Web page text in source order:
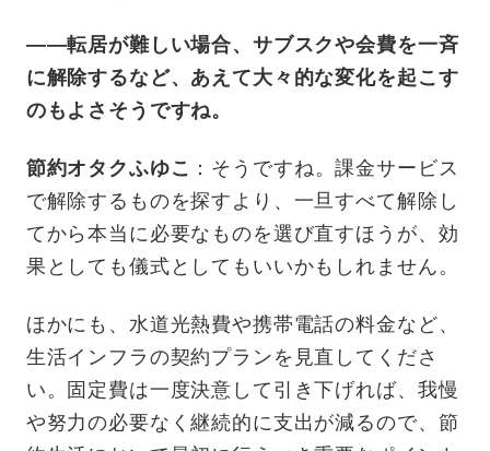
——転居が難しい場合、サブスクや会費を一斉
に解除するなど、あえて大々的な変化を起こす
のもよさそうですね。
節約オタクふゆこ ：そうですね。課金サービス
で解除するものを探すより、一旦すべて解除し
てから本当に必要なものを選び直すほうが、効
果としても儀式としてもいいかもしれません。
ほかにも、水道光熱費や携帯電話の料金など、
生活インフラの契約プランを見直してくださ
い。固定費は一度決意して引き下げれば、我慢
や努力の必要なく継続的に支出が減るので、節